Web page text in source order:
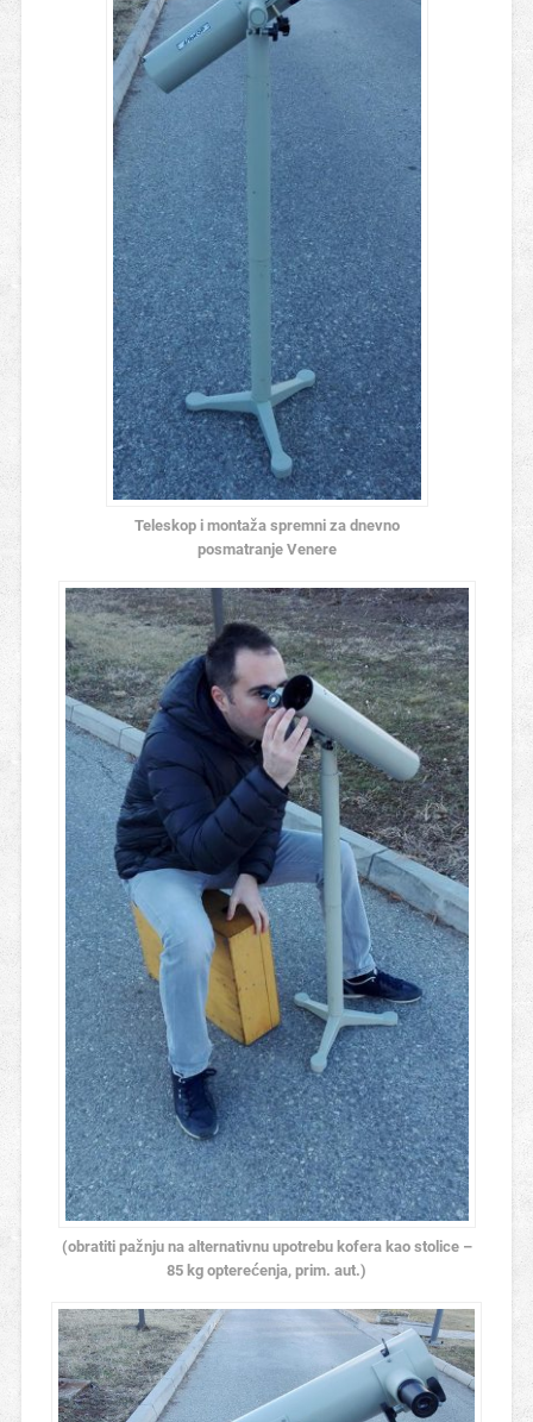
Teleskop i montaža spremni za dnevno
posmatranje Venere
(obratiti pažnju na alternativnu upotrebu kofera kao stolice –
85 kg opterećenja, prim. aut.)